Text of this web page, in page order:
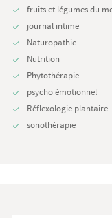
fruits et légumes du
journal intime
Naturopathie
Nutrition
Phytothérapie
psycho émotionnel
Réflexologie plantaire
sonothérapie